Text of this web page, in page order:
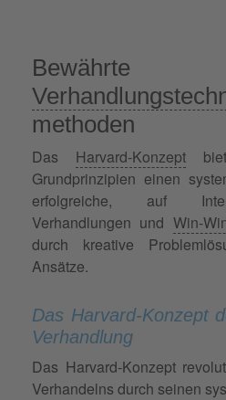
Bewährte
methoden
Das Harvard-Konzept
Grundprinzipien einen
erfolgreiche, auf
Verhandlungen und Win-
durch kreative
Ansätze.
Das Harvard-Konzept
Verhandlung
Das Harvard-Konzept
Verhandelns durch seinen